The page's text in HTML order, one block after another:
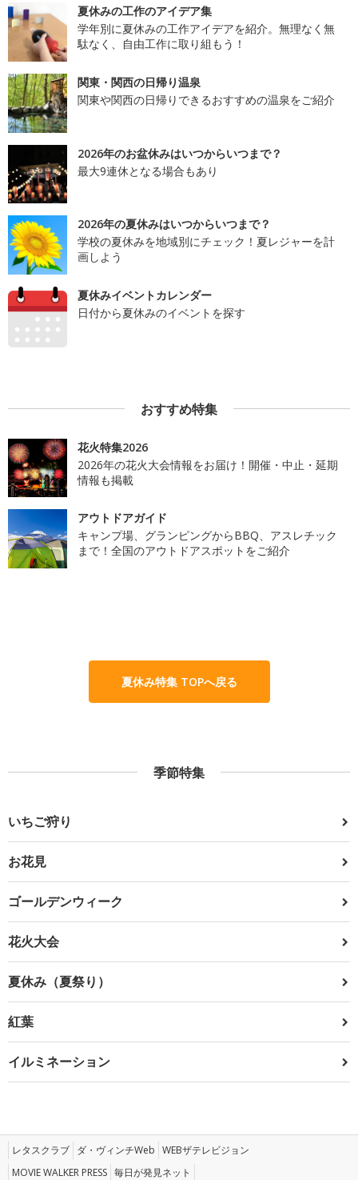
夏休みの工作のアイデア集
学年別に夏休みの工作アイデアを紹介。無理なく無
駄なく、自由工作に取り組もう！
関東・関西の日帰り温泉
関東や関西の日帰りできるおすすめの温泉をご紹介
2026年のお盆休みはいつからいつまで？
最大9連休となる場合もあり
2026年の夏休みはいつからいつまで？
学校の夏休みを地域別にチェック！夏レジャーを計
画しよう
夏休みイベントカレンダー
日付から夏休みのイベントを探す
おすすめ特集
花火特集2026
2026年の花火大会情報をお届け！開催・中止・延期
情報も掲載
アウトドアガイド
キャンプ場、グランピングからBBQ、アスレチック
まで！全国のアウトドアスポットをご紹介
夏休み特集 TOPへ戻る
季節特集
いちご狩り
お花見
ゴールデンウィーク
花火大会
夏休み（夏祭り）
紅葉
イルミネーション
レタスクラブ ダ・ヴィンチWeb WEBザテレビジョン
MOVIE WALKER PRESS 毎日が発見ネット